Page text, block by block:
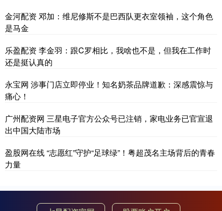
金河配资 邓加：维尼修斯不是巴西队更衣室领袖，这个角色
是马金
乐盈配资 李金羽：跟C罗相比，我啥也不是，但我在工作时
还是挺认真的
永宝网 涉事门店立即停业！知名奶茶品牌道歉：深感震惊与
痛心！
广州配资网 三星电子官方公众号已注销，家电业务已官宣退
出中国大陆市场
盈股网在线 “志愿红”守护“足球绿”！粤超茂名主场背后的青春
力量